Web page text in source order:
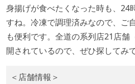
身揚げが食べたくなった時も、24
すね。冷凍で調理済みなので、ご
も便利です。全道の系列店21店舗
開されているので、ぜひ探してみ
＜店舗情報＞